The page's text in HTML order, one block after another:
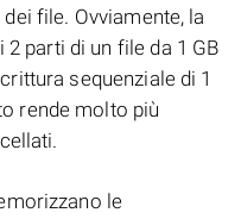
file. Ovviamente, la
parti di un file da 1 GB
sequenziale di 1
rende molto più
le